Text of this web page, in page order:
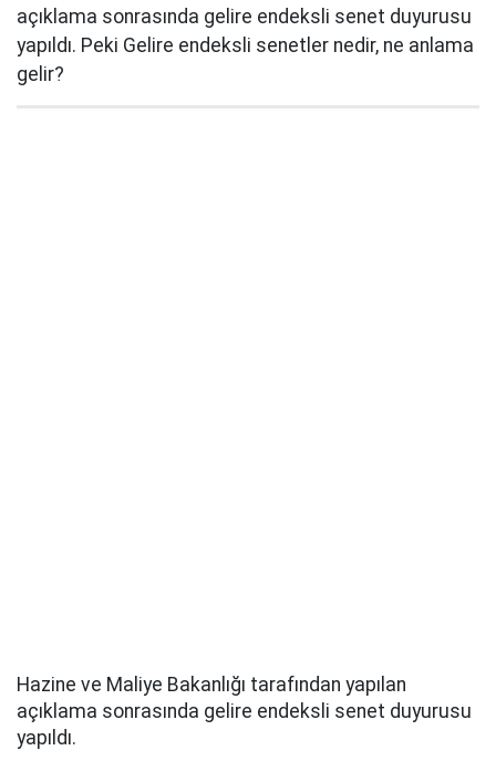
açıklama sonrasında gelire endeksli senet duyurusu
yapıldı. Peki Gelire endeksli senetler nedir, ne anlama
gelir?
Hazine ve Maliye Bakanlığı tarafından yapılan
açıklama sonrasında gelire endeksli senet duyurusu
yapıldı.